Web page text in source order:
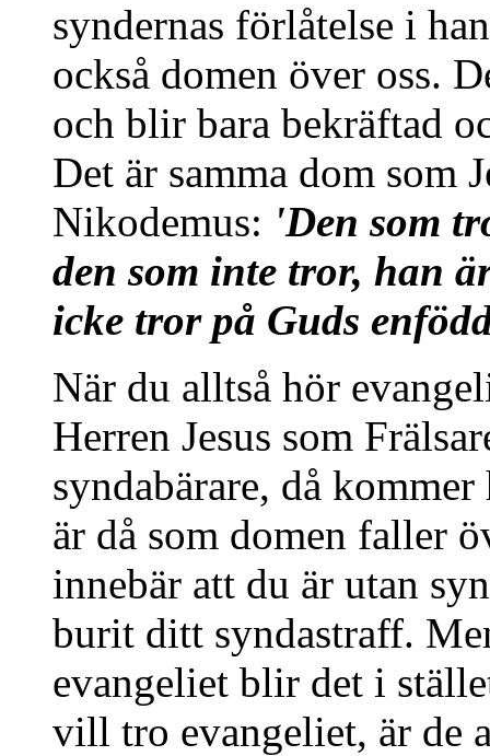
syndernas förlåtelse i
också domen över oss.
och blir bara bekräftad
Det är samma dom som
Nikodemus: 'Den som
den som inte tror, han
icke tror på Guds
När du alltså hör
Herren Jesus som
syndabärare, då
är då som domen faller
innebär att du är utan
burit ditt syndastraff.
evangeliet blir det i
vill tro evangeliet, är de